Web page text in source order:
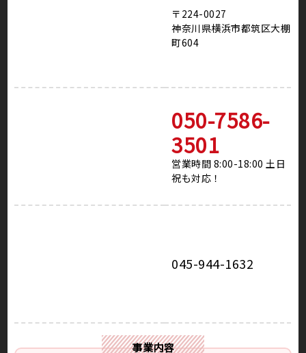
〒224-0027
神奈川県横浜市都筑区大棚
町604
050-7586-
3501
営業時間 8:00-18:00 土日
祝も対応！
045-944-1632
事業内容